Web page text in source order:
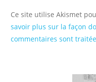
Ce site utilise Akismet
savoir plus sur la façon
commentaires sont